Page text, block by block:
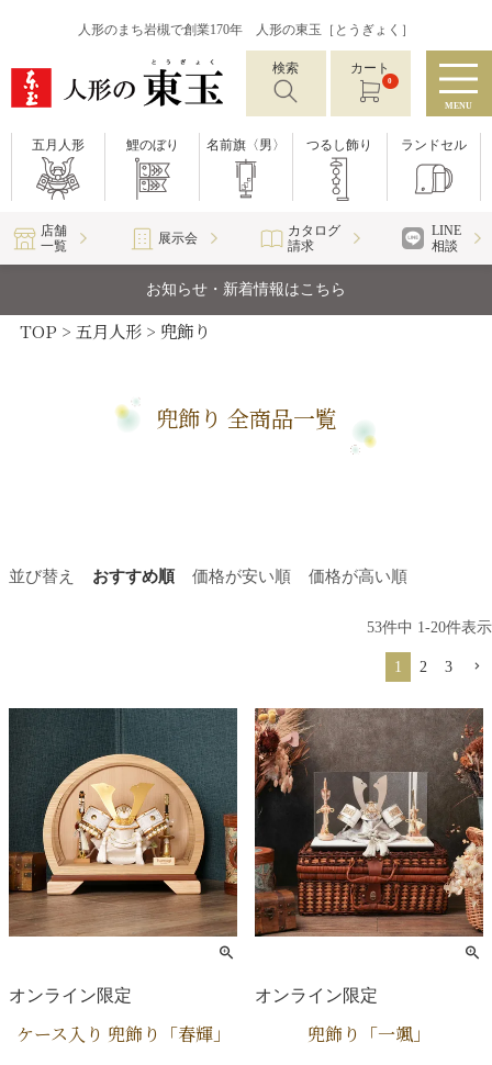
人形のまち岩槻で創業170年 人形の東玉［とうぎょく］
検索 カート
0
MENU
五月人形 鯉のぼり 名前旗〈男〉 つるし飾り ランドセル
店舗
一覧
展示会
カタログ
請求
LINE
相談
お知らせ・新着情報はこちら
TOP 五月人形 兜飾り
兜飾り 全商品一覧
並び替え おすすめ順 価格が安い順 価格が高い順
53件中 1 -20件表示
1 2 3
オンライン限定
ケース入り 兜飾り「春輝」
オンライン限定
兜飾り「一颯」